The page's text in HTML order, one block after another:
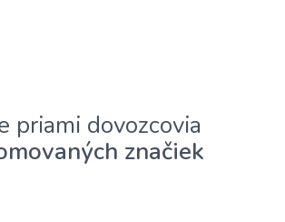
priami dovozcovia
značiek